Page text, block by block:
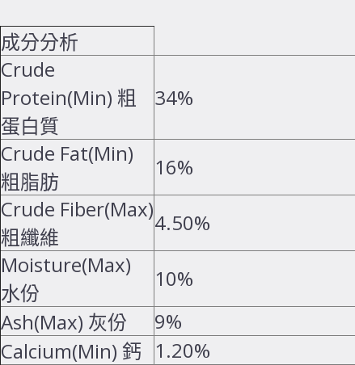
成分分析
Crude
Protein(Min) 粗
蛋白質
34%
Crude Fat(Min)
粗脂肪
16%
Crude Fiber(Max)
粗纖維
4.50%
Moisture(Max)
水份
10%
Ash(Max) 灰份
9%
Calcium(Min) 鈣 1.20%